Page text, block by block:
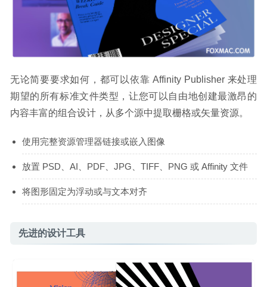
无论简要要求如何，都可以依靠 Affinity Publisher 来处理
期望的所有标准文件类型，让您可以自由地创建最激昂的
内容丰富的组合设计，从多个源中提取栅格或矢量资源。
使用完整资源管理器链接或嵌入图像
放置 PSD、AI、PDF、JPG、TIFF、PNG 或 Affinity 文件
将图形固定为浮动或与文本对齐
先进的设计工具